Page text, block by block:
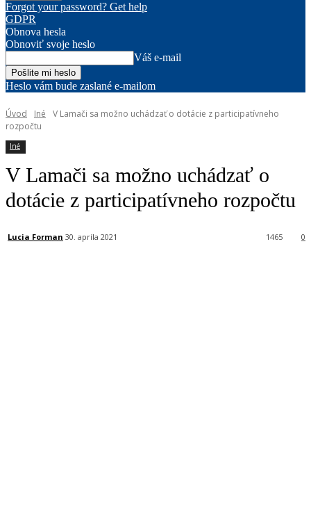
Forgot your password? Get help
GDPR
Obnova hesla
Obnoviť svoje heslo
Váš e-mail
Heslo vám bude zaslané e-mailom
Úvod Iné
V Lamači sa možno uchádzať o dotácie z participatívneho
rozpočtu
Iné
V Lamači sa možno uchádzať o
dotácie z participatívneho rozpočtu
Lucia Forman 30. apríla 2021 0
1465